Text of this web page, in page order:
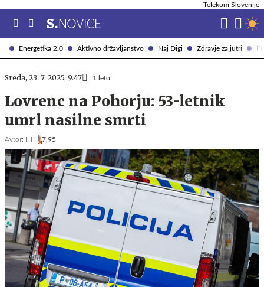
Energetika 2.0 Aktivno državljanstvo Naj Digi Zdravje za jutri
Telekom Slovenije
Sreda, 23. 7. 2025, 9.47 1 leto
Lovrenc na Pohorju: 53-letnik
umrl nasilne smrti
Avtor: I. H. 7,95